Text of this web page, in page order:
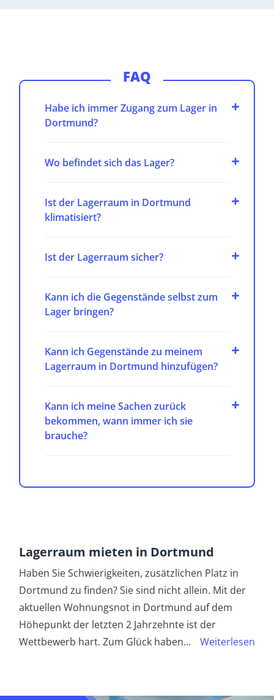
FAQ
Habe ich immer Zugang zum Lager in
Dortmund?
Wo befindet sich das Lager?
Ist der Lagerraum in Dortmund
klimatisiert?
Ist der Lagerraum sicher?
Kann ich die Gegenstände selbst zum
Lager bringen?
Kann ich Gegenstände zu meinem
Lagerraum in Dortmund hinzufügen?
Kann ich meine Sachen zurück
bekommen, wann immer ich sie
brauche?
Lagerraum mieten in Dortmund
Haben Sie Schwierigkeiten, zusätzlichen Platz in
Dortmund zu finden? Sie sind nicht allein. Mit der
aktuellen Wohnungsnot in Dortmund auf dem
Höhepunkt der letzten 2 Jahrzehnte ist der
Wettbewerb hart. Zum Glück haben... Weiterlesen